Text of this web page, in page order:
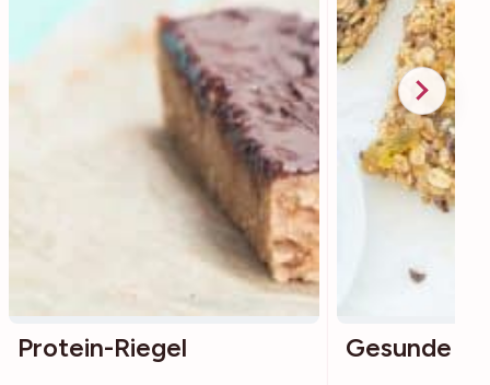
Protein-Riegel Gesunde